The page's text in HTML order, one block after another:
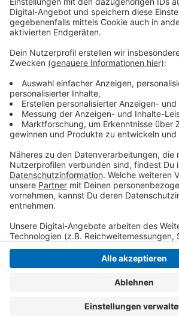
des Niederrheinpokals. Am 10.
nach Remscheid, um gegen den SSV
anzutreten.
Der Vorverkauf für die neue Saison
Dauerkarten wurden verkauft, wie
Homepage mitteilte.
Anzeige